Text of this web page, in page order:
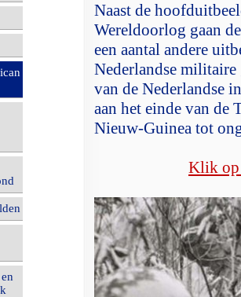
Naast de
Wereldoorlog gaan
een aantal andere
Nederlandse
van de Nederlandse
aan het einde van de
Nieuw-Guinea tot
Klik op